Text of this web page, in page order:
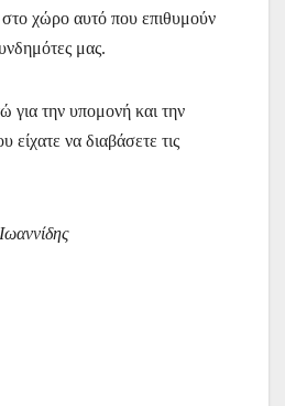
χώρο αυτό που επιθυμούν
μας.
για την υπομονή και την
να διαβάσετε τις